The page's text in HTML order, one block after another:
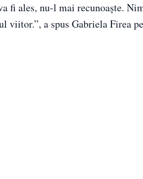
fi ales, nu-l mai recunoaște.
a spus Gabriela Firea